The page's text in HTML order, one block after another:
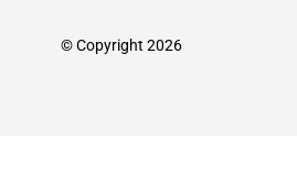
© Copyright 2026